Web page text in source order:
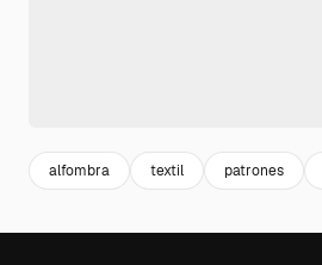
alfombra textil patrones